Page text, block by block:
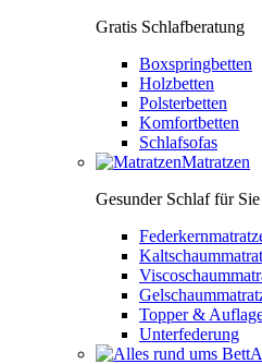
Gratis Schlafberatung
Boxspringbetten
Holzbetten
Polsterbetten
Komfortbetten
Schlafsofas
Matratzen
Gesunder Schlaf für Sie
Topper &
Unterfederung